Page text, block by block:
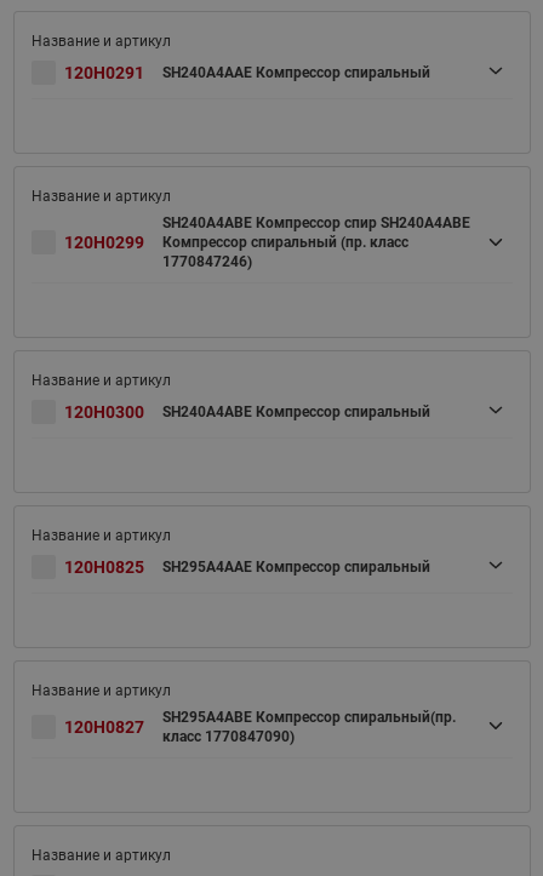
120H0291 SH240A4AAE Компрессор спиральный
120H0299
SH240A4ABE Компрессор спир SH240A4ABE
Компрессор спиральный (пр. класс
1770847246)
120H0300 SH240A4ABE Компрессор спиральный
120H0825 SH295A4AAE Компрессор спиральный
120H0827
SH295A4ABE Компрессор спиральный(пр.
класс 1770847090)